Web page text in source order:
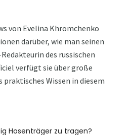
von Evelina Khromchenko
darüber, wie man seinen
des russischen
verfügt sie über große
Wissen in diesem
Hosenträger zu tragen?